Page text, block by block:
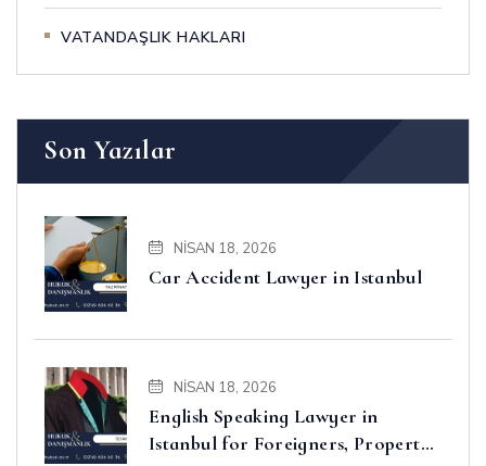
VATANDAŞLIK HAKLARI
Son Yazılar
NISAN 18, 2026
Car Accident Lawyer in Istanbul
NISAN 18, 2026
English Speaking Lawyer in
Istanbul for Foreigners, Property,